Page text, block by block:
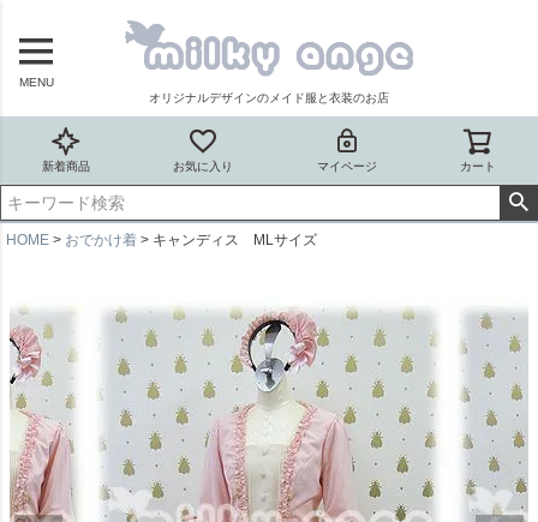
MENU
オリジナルデザインのメイド服と衣装のお店
新着商品 お気に入り マイページ カート
HOME おでかけ着 キャンディス MLサイズ